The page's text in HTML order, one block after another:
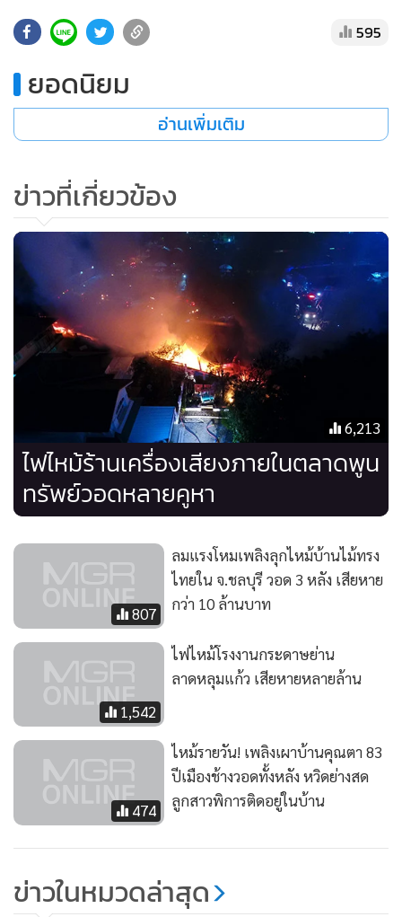
• Motoring
• วิทยาศาสตร์
• หุ้น
• กองทุนรวม
• Celeb Online
Factcheck
ญี่ปุ่น
News1
Gotomanager
595
ยอดนิยม
อ่านเพิ่มเติม
ข่าวที่เกี่ยวข้อง
6,213
ไฟไหม้ร้านเครื่องเสียงภายในตลาดพูน
ทรัพย์วอดหลายคูหา
807
ลมแรงโหมเพลิงลุกไหม้บ้านไม้ทรง
ไทยใน จ.ชลบุรี วอด 3 หลัง เสียหาย
กว่า 10 ล้านบาท
1,542
ไฟไหม้โรงงานกระดาษย่าน
ลาดหลุมแก้ว เสียหายหลายล้าน
474
ไหม้รายวัน! เพลิงเผาบ้านคุณตา 83
ปีเมืองช้างวอดทั้งหลัง หวิดย่างสด
ลูกสาวพิการติดอยู่ในบ้าน
ข่าวในหมวดล่าสุด